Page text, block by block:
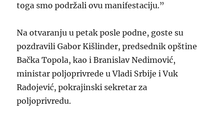
toga smo podržali ovu manifestaciju.”
Na otvaranju u petak posle podne, goste su
pozdravili Gabor Kišlinder, predsednik opštine
Bačka Topola, kao i Branislav Nedimović,
ministar poljoprivrede u Vladi Srbije i Vuk
Radojević, pokrajinski sekretar za
poljoprivredu.